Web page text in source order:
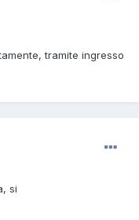
tramite ingresso
si